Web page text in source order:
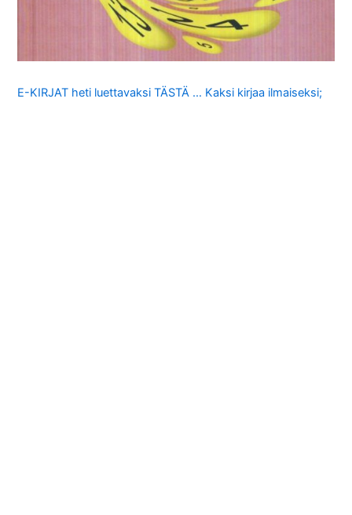
E-KIRJAT heti luettavaksi TÄSTÄ … Kaksi kirjaa ilmaiseksi;